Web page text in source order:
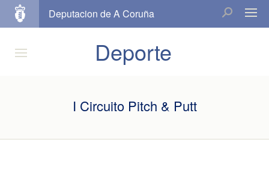
Deputacion de A Coruña
Deporte
I Circuito Pitch & Putt